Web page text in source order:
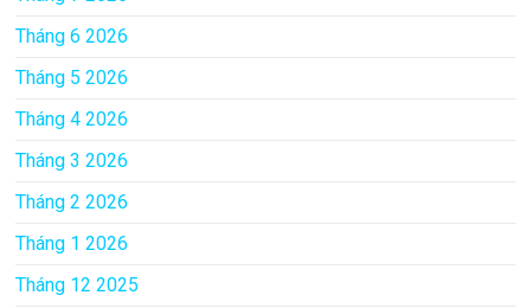
Tháng 6 2026
Tháng 5 2026
Tháng 4 2026
Tháng 3 2026
Tháng 2 2026
Tháng 1 2026
Tháng 12 2025